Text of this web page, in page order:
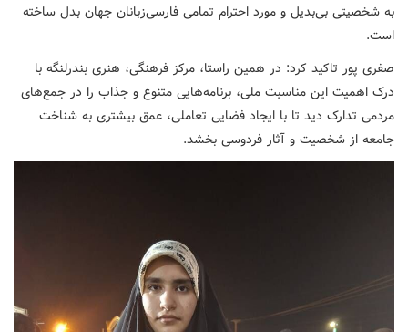
به شخصیتی بی‌بدیل و مورد احترام تمامی فارسی‌زبانان جهان بدل ساخته
است.
صفری پور تاکید کرد: در همین راستا، مرکز فرهنگی، هنری بندرلنگه با
درک اهمیت این مناسبت ملی، برنامه‌هایی متنوع و جذاب را در جمع‌های
مردمی تدارک دید تا با ایجاد فضایی تعاملی، عمق بیشتری به شناخت
جامعه از شخصیت و آثار فردوسی بخشد.